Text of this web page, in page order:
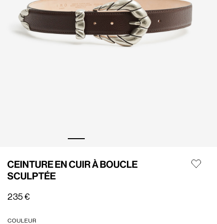
CEINTURE EN CUIR À BOUCLE
SCULPTÉE
235 €
COULEUR